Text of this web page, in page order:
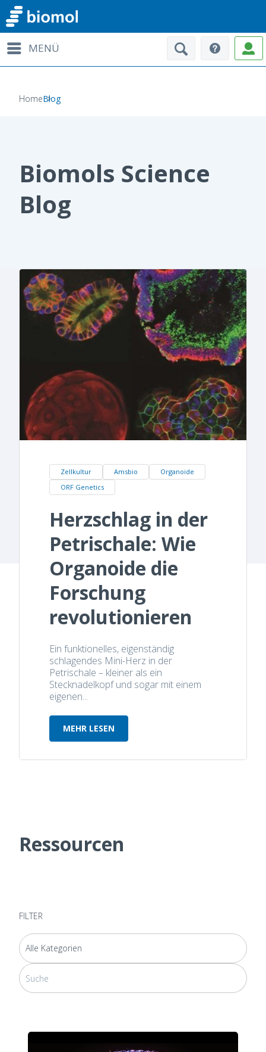
MENÜ
HomeBlog
Biomols Science
Blog
Zellkultur Amsbio
Organoide
ORF Genetics
Herzschlag in der
Petrischale: Wie
Organoide die
Forschung
revolutionieren
Ein funktionelles, eigenständig
schlagendes Mini-Herz in der
Petrischale – kleiner als ein
Stecknadelkopf und sogar mit einem
eigenen...
MEHR LESEN
Ressourcen
FILTER
Dies ist ein Suchfeld mit einer automatischen